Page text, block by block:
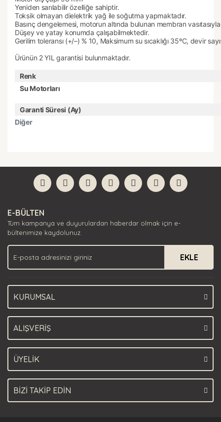
Yeniden sarılabilir özelliğe sahiptir.
Toksik olmayan dielektrik yağ ile soğutma yapmaktadır.
Basınç dengelemesi, motorun altında bulunan membran
Düşey ve yatay konumda çalışabilmektedir.
Gerilim toleransı (+/–) % 10, Maksimum su sıcaklığı 35ºC, devir
Ürünün 2 YIL garantisi bulunmaktadır.
Renk
Su Motorları
Diğer
Garanti Süresi (Ay)
Yorum Yaz
formunu kullanarak tarafımıza iletebilirsiniz.
Görüş ve önerileriniz için teşekkür ederiz.
Ürün açıklamasında eksik bilgiler bulunuyor.
Ürün bilgilerinde hatalar bulunuyor.
Ürün fiyatı diğer sitelerden daha pahalı.
Bu ürüne benzer farklı alternatifler olmalı.
E-BÜLTEN
Tüm kampanya ve duyurulardan haberdar olmak için e-
bültenimize kaydolunuz.
EKLE
KURUMSAL
ALIŞVERİŞ
ÜYELİK
BİZİ TAKİP EDİN